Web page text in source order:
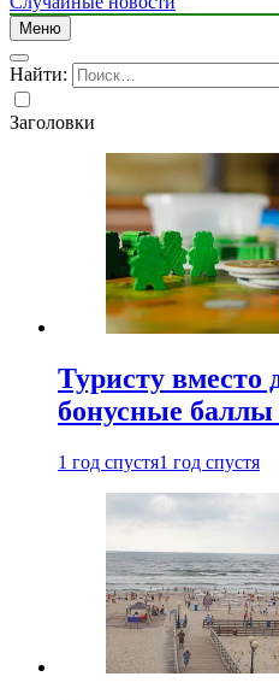
Меню
Найти:
Заголовки
Туристу вместо
бонусные
1 год спустя1 год спустя